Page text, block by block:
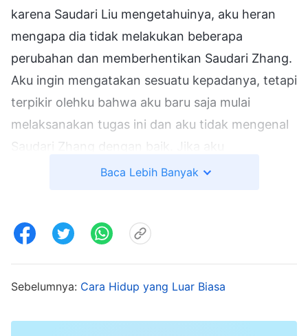
karena Saudari Liu mengetahuinya, aku heran
mengapa dia tidak melakukan beberapa
perubahan dan memberhentikan Saudari Zhang.
Aku ingin mengatakan sesuatu kepadanya, tetapi
terpikir olehku bahwa aku baru saja mulai
melaksanakan tugas ini dan aku tidak mengenal
Saudari Zhang dengan baik. Jika aku
mengatakan sesuatu secara langsung, Saudari
dengan penuh kasih. Dengan pemikiran ini di
membantu Saudari Zhang dengan kasih. Aku
Baca Lebih Banyak
Sebelumnya: Cara Hidup yang Luar Biasa